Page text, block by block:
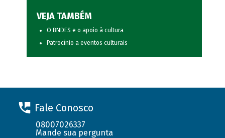
VEJA TAMBÉM
O BNDES e o apoio à cultura
Patrocínio a eventos culturais
Fale Conosco
08007026337
Mande sua pergunta